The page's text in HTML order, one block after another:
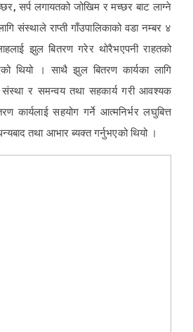
सर्प लगायतको जोखिम र मच्छर बाट लाग्ने
संस्थाले राप्ती गाँउपालिकाको वडा नम्बर ४
झुल बितरण गरेर थोरैभएपनी राहतको
थियो । साथै झुल बितरण कार्यका लागि
संस्था र समन्वय तथा सहकार्य गरी आवश्यक
कार्यलाई सहयोग गर्ने आत्मनिर्भर लघुबित्त
तथा आभार ब्यक्त गर्नुभएको थियो ।